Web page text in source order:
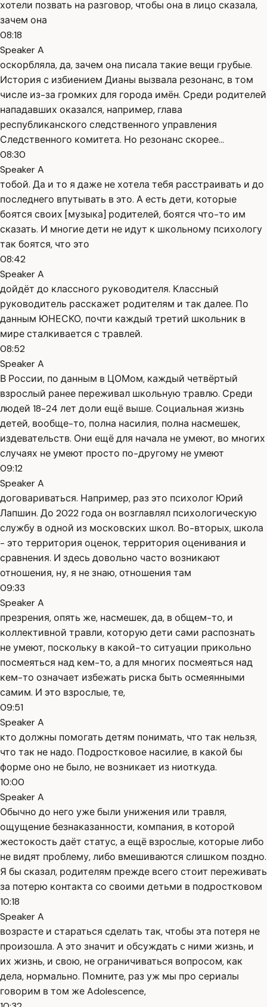
хотели позвать на разговор, чтобы она в лицо сказала,
зачем она
08:18
Speaker A
оскорбляла, да, зачем она писала такие вещи грубые.
История с избиением Дианы вызвала резонанс, в том
числе из-за громких для города имён. Среди родителей
нападавших оказался, например, глава
республиканского следственного управления
Следственного комитета. Но резонанс скорее...
08:30
Speaker A
тобой. Да и то я даже не хотела тебя расстраивать и до
последнего впутывать в это. А есть дети, которые
боятся своих [музыка] родителей, боятся что-то им
сказать. И многие дети не идут к школьному психологу
так боятся, что это
08:42
Speaker A
дойдёт до классного руководителя. Классный
руководитель расскажет родителям и так далее. По
данным ЮНЕСКО, почти каждый третий школьник в
мире сталкивается с травлей.
08:52
Speaker A
В России, по данным в ЦОМом, каждый четвёртый
взрослый ранее переживал школьную травлю. Среди
людей 18-24 лет доли ещё выше. Социальная жизнь
детей, вообще-то, полна насилия, полна насмешек,
издевательств. Они ещё для начала не умеют, во многих
случаях не умеют просто по-другому не умеют
09:12
Speaker A
договариваться. Например, раз это психолог Юрий
Лапшин. До 2022 года он возглавлял психологическую
службу в одной из московских школ. Во-вторых, школа
- это территория оценок, территория оценивания и
сравнения. И здесь довольно часто возникают
отношения, ну, я не знаю, отношения там
09:33
Speaker A
презрения, опять же, насмешек, да, в общем-то, и
коллективной травли, которую дети сами распознать
не умеют, поскольку в какой-то ситуации прикольно
посмеяться над кем-то, а для многих посмеяться над
кем-то означает избежать риска быть осмеянными
самим. И это взрослые, те,
09:51
Speaker A
кто должны помогать детям понимать, что так нельзя,
что так не надо. Подростковое насилие, в какой бы
форме оно не было, не возникает из ниоткуда.
10:00
Speaker A
Обычно до него уже были унижения или травля,
ощущение безнаказанности, компания, в которой
жестокость даёт статус, а ещё взрослые, которые либо
не видят проблему, либо вмешиваются слишком поздно.
Я бы сказал, родителям прежде всего стоит переживать
за потерю контакта со своими детьми в подростковом
10:18
Speaker A
возрасте и стараться сделать так, чтобы эта потеря не
произошла. А это значит и обсуждать с ними жизнь, и
их жизнь, и свою, не ограничиваться вопросом, как
дела, нормально. Помните, раз уж мы про сериалы
говорим в том же Adolescence,